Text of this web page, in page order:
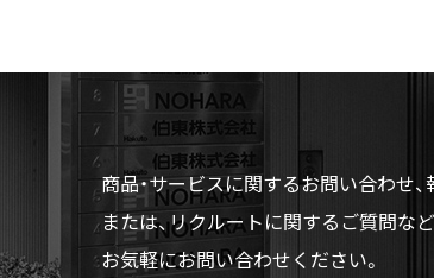
商品・サービスに関するお問い合わせ、
または、リクルートに関するご質問な
お気軽にお問い合わせください。